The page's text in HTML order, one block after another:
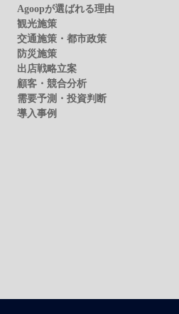
Agoopが選ばれる理由
観光施策
交通施策・都市政策
防災施策
出店戦略立案
顧客・競合分析
需要予測・投資判断
導入事例